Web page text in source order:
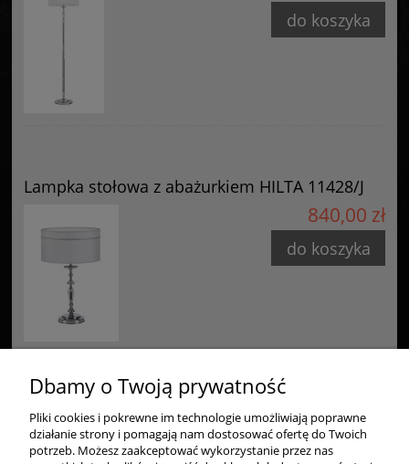
do koszyka
Lampka stołowa z abażurkiem HILTA 11428/J
840,00 zł
do koszyka
Zakupy
Dbamy o Twoją prywatność
Pliki cookies i pokrewne im technologie umożliwiają poprawne
działanie strony i pomagają nam dostosować ofertę do Twoich
potrzeb. Możesz zaakceptować wykorzystanie przez nas